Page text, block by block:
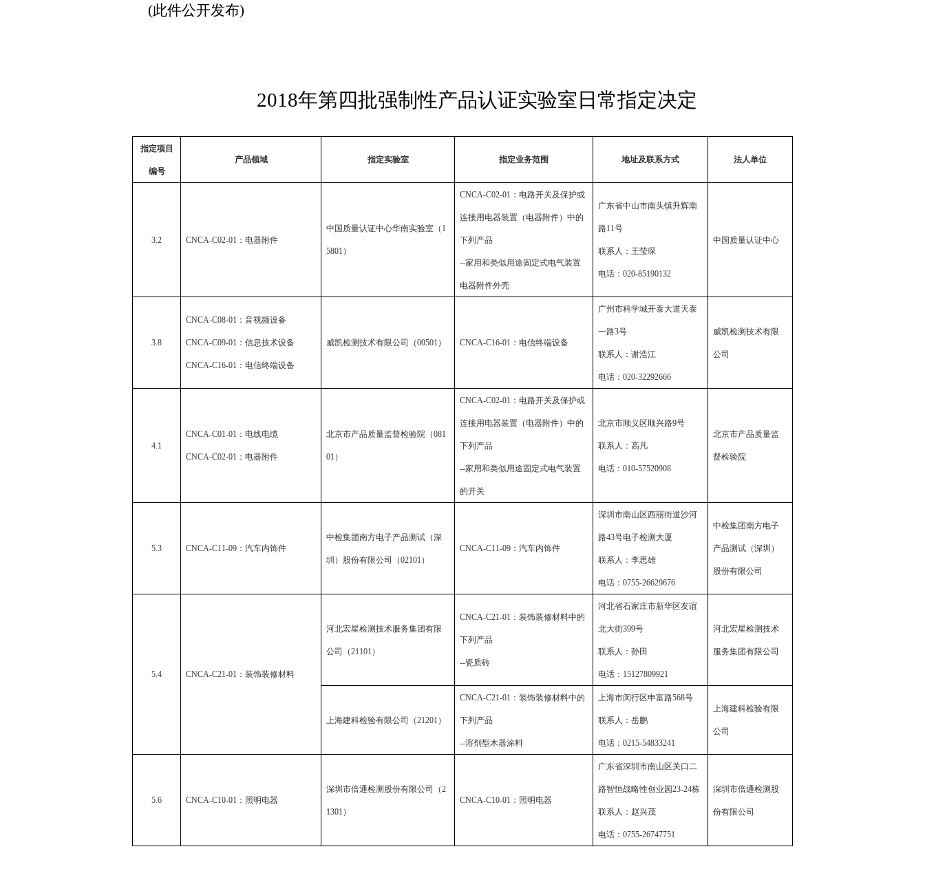
(此件公开发布)
2018年第四批强制性产品认证实验室日常指定决定
指定项目
编号
产品领域 指定实验室 指定业务范围 地址及联系方式 法人单位
3.2 CNCA-C02-01 ：电器附件
中国质量认证中心华南实验室（ 1
5801 ）
CNCA-C02-01 ：电路开关及保护或
连接用电器装置（电器附件）中的
下列产品
--家用和类似用途固定式电气装置
电器附件外壳
广东省中山市南头镇升辉南
路11号
联系人：王莹琛
电话：020-85190132
中国质量认证中心
3.8
CNCA-C08-01 ：音视频设备
CNCA-C09-01 ：信息技术设备
CNCA-C16-01 ：电信终端设备
威凯检测技术有限公司（00501 ） CNCA-C16-01 ：电信终端设备
广州市科学城开泰大道天泰
一路3号
联系人：谢浩江
电话：020-32292666
威凯检测技术有限
公司
4.1
CNCA-C01-01 ：电线电缆
CNCA-C02-01 ：电器附件
北京市产品质量监督检验院（081
01 ）
CNCA-C02-01 ：电路开关及保护或
连接用电器装置（电器附件）中的
下列产品
--家用和类似用途固定式电气装置
的开关
北京市顺义区顺兴路9号
联系人：高凡
电话：010-57520908
北京市产品质量监
督检验院
5.3 CNCA-C11-09 ：汽车内饰件
中检集团南方电子产品测试（深
圳）股份有限公司（02101 ）
CNCA-C11-09 ：汽车内饰件
深圳市南山区西丽街道沙河
路43号电子检测大厦
联系人：李思雄
电话：0755-26629676
中检集团南方电子
产品测试（深圳）
股份有限公司
5.4 CNCA-C21-01 ：装饰装修材料
河北宏星检测技术服务集团有限
公司（21101 ）
CNCA-C21-01 ：装饰装修材料中的
下列产品
--瓷质砖
河北省石家庄市新华区友谊
北大街399号
联系人：孙田
电话： 15127809921
河北宏星检测技术
服务集团有限公司
上海建科检验有限公司（21201 ）
CNCA-C21-01 ：装饰装修材料中的
下列产品
--溶剂型木器涂料
上海市闵行区申富路568号
联系人：岳鹏
电话：0215-54833241
上海建科检验有限
公司
5.6 CNCA-C10-01 ：照明电器
深圳市倍通检测股份有限公司（2
1301 ）
CNCA-C10-01 ：照明电器
广东省深圳市南山区关口二
路智恒战略性创业园23-24栋
联系人：赵兴茂
电话：0755-26747751
深圳市倍通检测股
份有限公司